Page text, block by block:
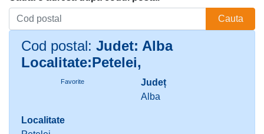
Cauta
Cod postal: Judet: Alba
Localitate:Petelei,
Favorite
Județ
Alba
Localitate